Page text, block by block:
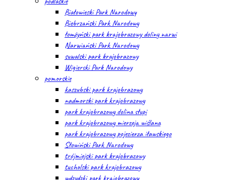
Białowieski Park Narodowy
Biebrzański Park Narodowy
łomżyński park krajobrazowy doliny narwi
Narwiański Park Narodowy
suwalski park krajobrazowy
Wigierski Park Narodowy
pomorskie
kaszubski park krajobrazowy
nadmorski park krajobrazowy
park krajobrazowy dolina słupi
park krajobrazowy mierzeja wiślana
park krajobrazowy pojezierza iławskiego
Słowiński Park Narodowy
trójmiejski park krajobrazowy
tucholski park krajobrazowy
wdzydzki park krajobrazowy